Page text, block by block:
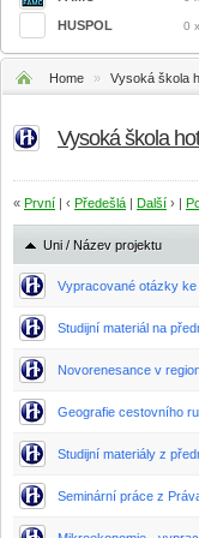
HUSPOL 0 x
Home » Vysoká škola
Vysoká škola
« První | ‹ Předešlá | Další › |
Uni / Název projektu
Vypracované otázky
Studijní materiál na
Novorenesance v
Geografie cestovního
Studijní materiály z
Seminární práce z